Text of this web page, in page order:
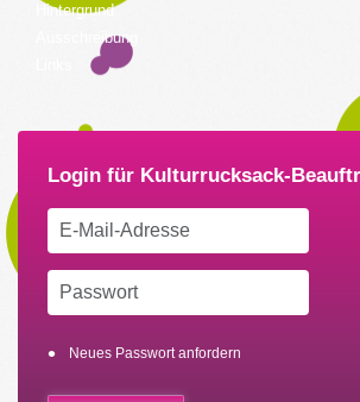
Hintergrund
Ausschreibung
Neues Passwort anfordern